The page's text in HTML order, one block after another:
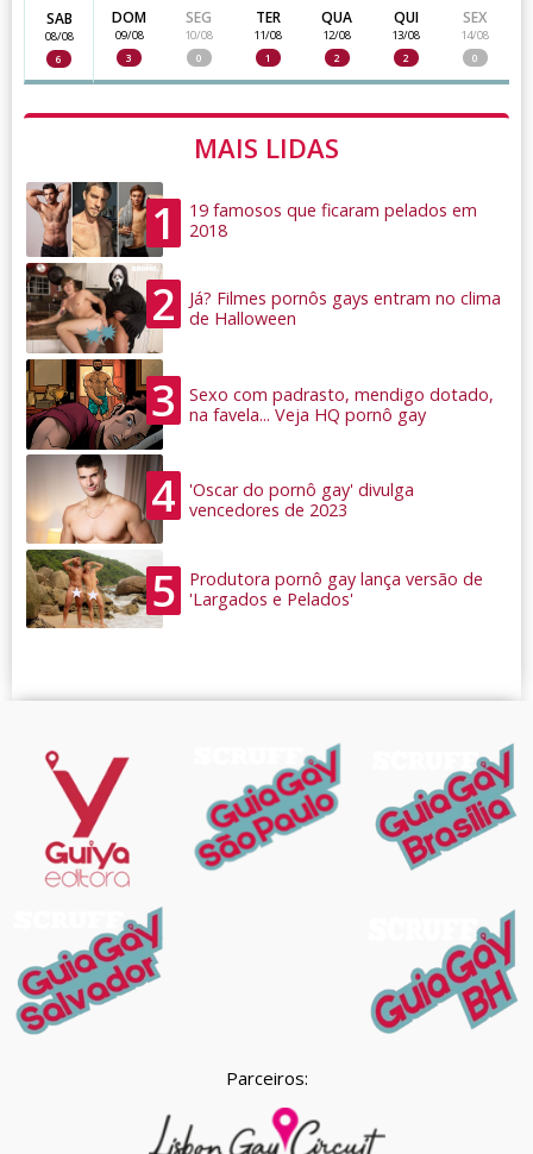
SAB
08/08
6
DOM
09/08
3
SEG
10/08
0
TER
11/08
1
QUA
12/08
2
QUI
13/08
2
SEX
14/08
0
MAIS LIDAS
1
19 famosos que ficaram pelados em
2018
2
Já? Filmes pornôs gays entram no clima
de Halloween
3
Sexo com padrasto, mendigo dotado,
na favela... Veja HQ pornô gay
4
'Oscar do pornô gay' divulga
vencedores de 2023
5
Produtora pornô gay lança versão de
'Largados e Pelados'
Parceiros: